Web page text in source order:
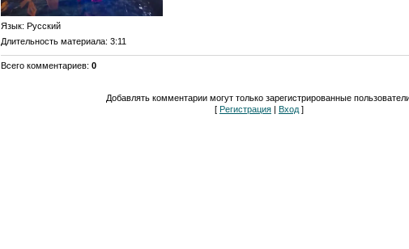
Язык: Русский
Длительность материала: 3:11
Всего комментариев: 0
Добавлять комментарии могут только зарегистрированные
[ Регистрация | Вход ]